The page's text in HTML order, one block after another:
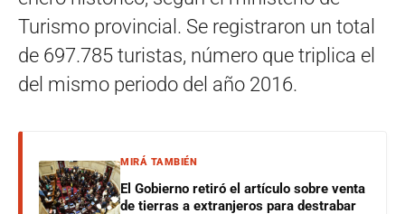
Turismo provincial. Se registraron un total
de 697.785 turistas, número que triplica el
del mismo periodo del año 2016.
MIRÁ TAMBIÉN
El Gobierno retiró el artículo sobre venta
de tierras a extranjeros para destrabar